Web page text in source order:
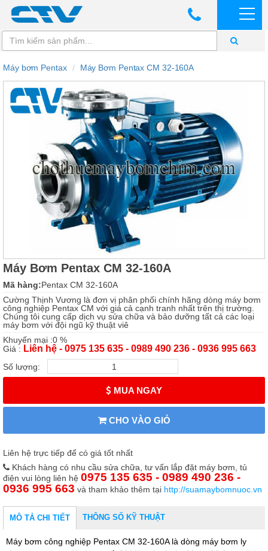
Máy bơm Pentax Máy Bơm Pentax CM 32-160A
Máy Bơm Pentax CM 32-160A
Mã hàng:Pentax CM 32-160A
Cường Thịnh Vương là đơn vị phân phối chính hãng dòng máy bơm
công nghiệp Pentax CM với giá cả cạnh tranh nhất trên thị trường.
Chúng tôi cung cấp dịch vụ sửa chữa và bảo dưỡng tất cả các loại
máy bơm với đội ngũ kỹ thuật viê
Khuyến mại :0 %
Giá : Liên hệ - 0975 135 635 - 0989 490 236 - 0936 995 663
Số lượng:
MUA NGAY
CHO VÀO GIỎ
Liên hệ trực tiếp để có giá tốt nhất
Khách hàng có nhu cầu sửa chữa, tư vấn lắp đặt máy bơm, tủ
điện vui lòng liên hệ 0975 135 635 - 0989 490 236 -
0936 995 663 và tham khảo thêm tại http://suamaybomnuoc.vn
MÔ TẢ CHI TIẾT THÔNG SỐ KỸ THUẬT
Máy bơm công nghiệp Pentax CM 32-160A là dòng máy bơm ly